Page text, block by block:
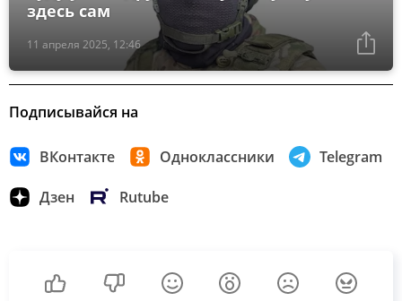
11 апреля 2025, 12:46
здесь сам
Подписывайся на
ВКонтакте Одноклассники Telegram
Дзен Rutube